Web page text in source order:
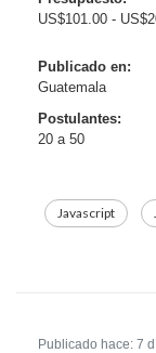
US$101.00 -
Publicado en:
Guatemala
Postulantes:
20 a 50
Javascript
Publicado hace: 7